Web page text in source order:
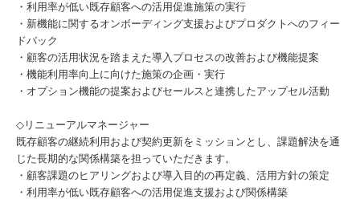
・利用率が低い既存顧客への活用促進施策の実行
・新機能に関するオンボーディング支援およびプロダクトへのフィー
ドバック
・顧客の活用状況を踏まえた導入プロセスの改善および機能提案
・機能利用率向上に向けた施策の企画・実行
・オプション機能の提案およびセールスと連携したアップセル活動
◇リニューアルマネージャー
既存顧客の継続利用および契約更新をミッションとし、課題解決を通
じた長期的な関係構築を担っていただきます。
・顧客課題のヒアリングおよび導入目的の再定義、活用方針の策定
・利用率が低い既存顧客への活用促進支援および関係構築